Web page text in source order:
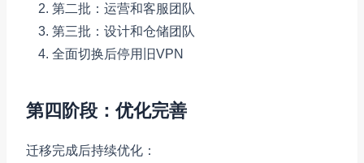
第二批：运营和客服团队
第三批：设计和仓储团队
全面切换后停用旧VPN
第四阶段：优化完善
迁移完成后持续优化：